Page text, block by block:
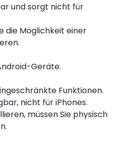
und sorgt nicht für
die Möglichkeit einer
Geräte.
Funktionen.
nicht für iPhones.
müssen Sie physisch